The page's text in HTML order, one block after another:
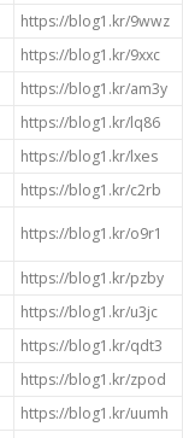
https://blog1.kr/9wwz
https://blog1.kr/9xxc
https://blog1.kr/am3y
https://blog1.kr/lq86
https://blog1.kr/lxes
https://blog1.kr/c2rb
https://blog1.kr/o9r1
https://blog1.kr/pzby
https://blog1.kr/u3jc
https://blog1.kr/qdt3
https://blog1.kr/zpod
https://blog1.kr/uumh